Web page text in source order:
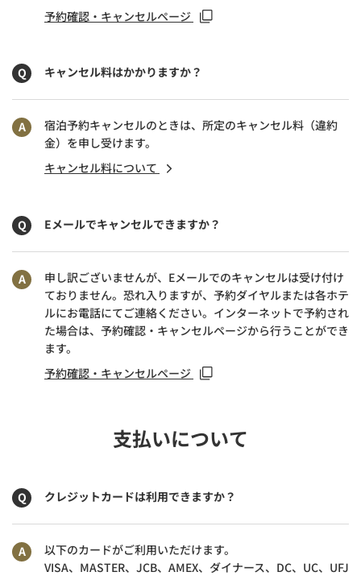
予約確認・キャンセルページ
キャンセル料はかかりますか？
宿泊予約キャンセルのときは、所定のキャンセル料（違約
金）を申し受けます。
キャンセル料について
Eメールでキャンセルできますか？
申し訳ございませんが、Eメールでのキャンセルは受け付け
ておりません。恐れ入りますが、予約ダイヤルまたは各ホテ
ルにお電話にてご連絡ください。インターネットで予約され
た場合は、予約確認・キャンセルページから行うことができ
ます。
予約確認・キャンセルページ
支払いについて
クレジットカードは利用できますか？
以下のカードがご利用いただけます。
VISA、MASTER、JCB、AMEX、ダイナース、DC、UC、UFJ